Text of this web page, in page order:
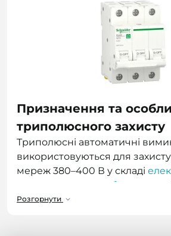
Призначення та
триполюсного захисту
Триполюсні автоматичні
використовуються для
мереж 380–400 В у складі
низьковольтного обладнання
особливість автоматів 3P —
Розгорнути